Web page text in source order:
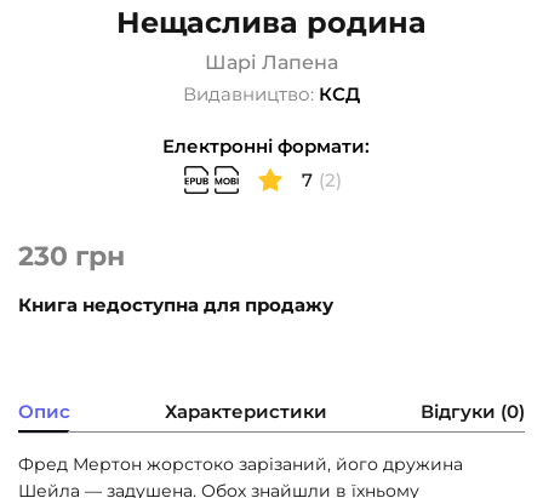
Нещаслива родина
Шарі Лапена
Видавництво: КСД
Електронні формати:
7 (2)
230 грн
Книга недоступна для продажу
Опис Характеристики Відгуки (0)
Фред Мертон жорстоко зарізаний, його дружина
Шейла — задушена. Обох знайшли в їхньому